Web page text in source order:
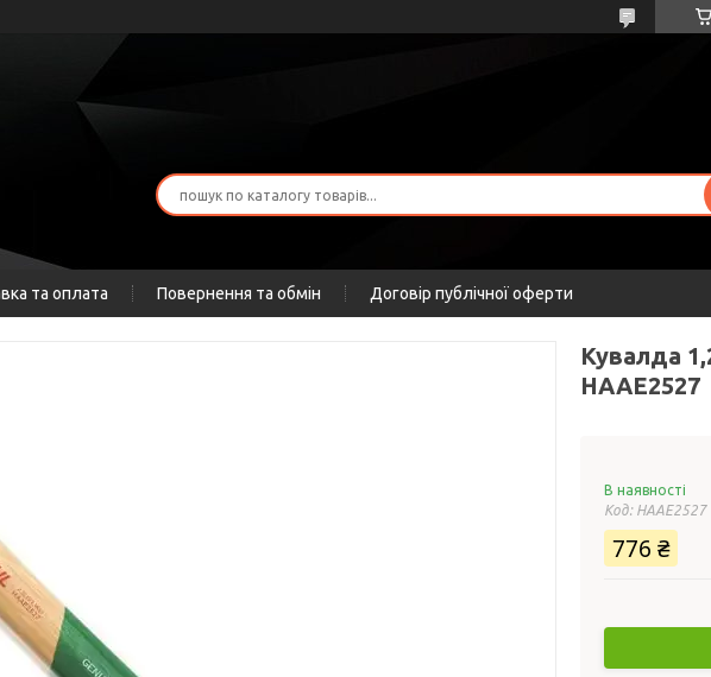
та оплата Повернення та обмін Договір публічної оферти
Кувалда
HAAE2527
В наявності
Код: HAAE2527
776 ₴